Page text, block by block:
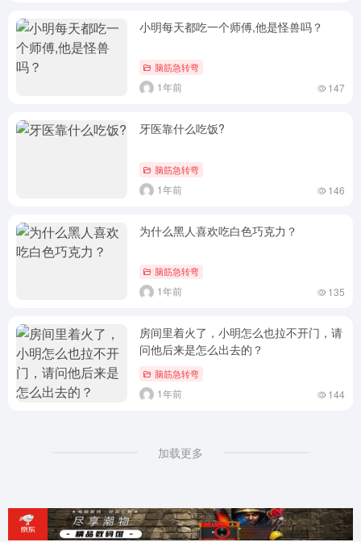
小明每天都吃一个师傅,他是怪兽吗？
脑筋急转弯
1年前 147
牙医靠什么吃饭?
脑筋急转弯
1年前 146
为什么黑人喜欢吃白色巧克力？
脑筋急转弯
1年前 135
房间里着火了，小明怎么也拉不开门，请
问他后来是怎么出去的？
脑筋急转弯
1年前 144
加载更多